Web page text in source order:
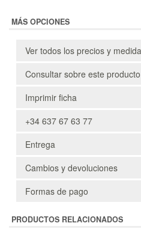
MÁS OPCIONES
Ver todos los precios y
Consultar sobre este producto
Imprimir ficha
+34 637 67 63 77
Entrega
Cambios y devoluciones
Formas de pago
PRODUCTOS RELACIONADOS